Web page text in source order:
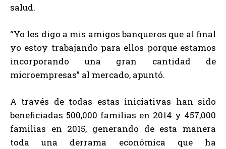
salud.
“Yo les digo a mis amigos banqueros que al final
yo estoy trabajando para ellos porque estamos
incorporando una gran cantidad de
microempresas” al mercado, apuntó.
A través de todas estas iniciativas han sido
beneficiadas 500,000 familias en 2014 y 457,000
familias en 2015, generando de esta manera
toda una derrama económica que ha